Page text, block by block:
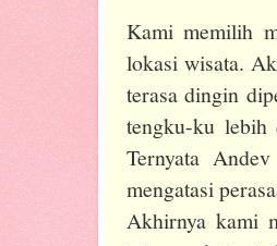
Kami memilih
lokasi wisata.
terasa dingin
tengku-ku lebih
Ternyata
mengatasi
Akhirnya kami